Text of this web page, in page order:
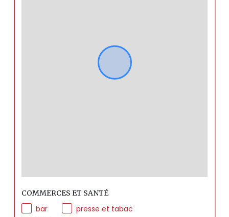
COMMERCES ET SANTÉ
bar presse et tabac